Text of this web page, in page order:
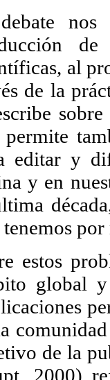
nos
de
al
de la
permite
editar y
y en
tenemos por
estos
global
de la
2000)